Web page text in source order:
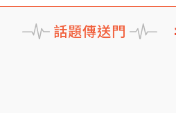
話題傳送門